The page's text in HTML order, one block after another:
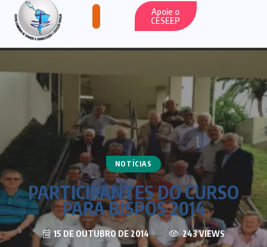
Apoie o
CESEEP
NOTÍCIAS
PARTICIPANTES DO CURSO
PARA BISPOS 2014
15 DE OUTUBRO DE 2014 243 VIEWS